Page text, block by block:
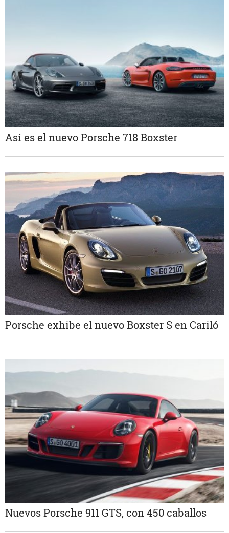
Así es el nuevo Porsche 718 Boxster
Porsche exhibe el nuevo Boxster S en Cariló
Nuevos Porsche 911 GTS, con 450 caballos